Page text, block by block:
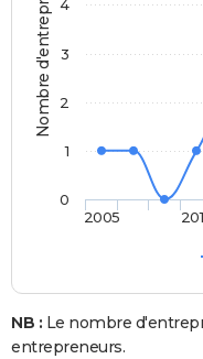
Nombre d'entreprises
2005
0
1
2
3
4
NB : Le nombre
entrepreneurs.